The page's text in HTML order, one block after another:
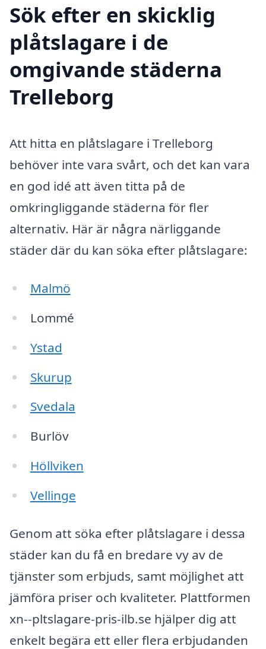
Sök efter en skicklig
plåtslagare i de
omgivande städerna
Trelleborg
Att hitta en plåtslagare i Trelleborg
behöver inte vara svårt, och det kan vara
en god idé att även titta på de
omkringliggande städerna för fler
alternativ. Här är några närliggande
städer där du kan söka efter plåtslagare:
Malmö
Lommé
Ystad
Skurup
Svedala
Burlöv
Höllviken
Vellinge
Genom att söka efter plåtslagare i dessa
städer kan du få en bredare vy av de
tjänster som erbjuds, samt möjlighet att
jämföra priser och kvaliteter. Plattformen
xn--pltslagare-pris-ilb.se hjälper dig att
enkelt begära ett eller flera erbjudanden